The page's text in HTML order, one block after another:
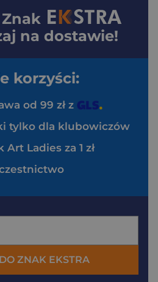
Znak
na dostawie!
korzyści:
od 99 zł z
tylko dla klubowiczów
Art Ladies za 1 zł
ZNAK EKSTRA